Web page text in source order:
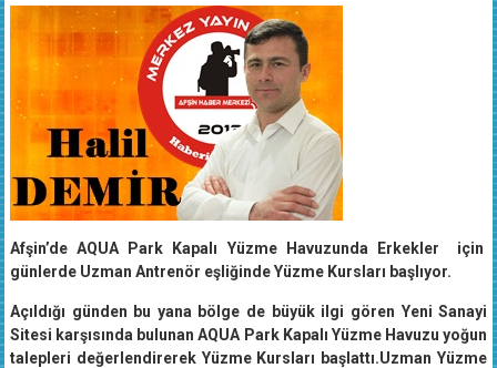
Afşin’de AQUA Park Kapalı Yüzme Havuzunda Erkekler için
günlerde Uzman Antrenör eşliğinde Yüzme Kursları başlıyor.
Açıldığı günden bu yana bölge de büyük ilgi gören Yeni Sanayi
Sitesi karşısında bulunan AQUA Park Kapalı Yüzme Havuzu yoğun
talepleri değerlendirerek Yüzme Kursları başlattı.Uzman Yüzme